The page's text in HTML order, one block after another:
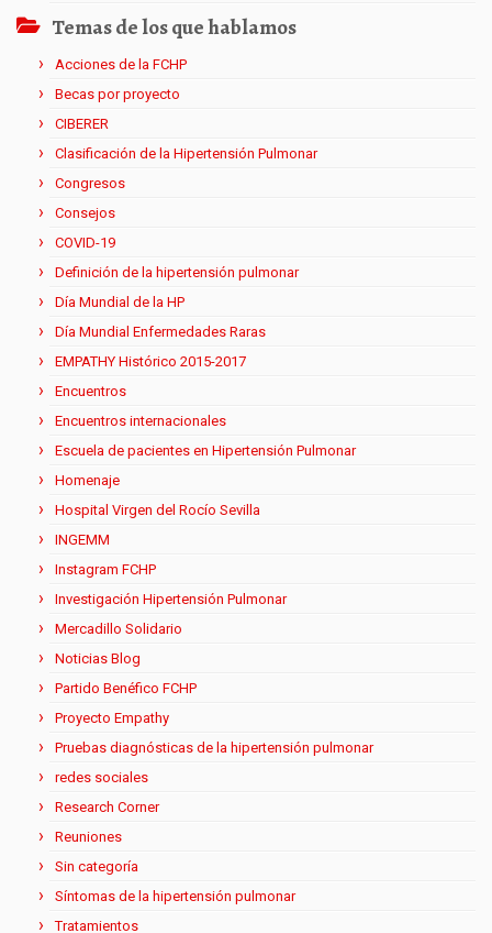
Temas de los que hablamos
Acciones de la FCHP
Becas por proyecto
CIBERER
Clasificación de la Hipertensión Pulmonar
Congresos
Consejos
COVID-19
Definición de la hipertensión pulmonar
Día Mundial de la HP
Día Mundial Enfermedades Raras
EMPATHY Histórico 2015-2017
Encuentros
Encuentros internacionales
Escuela de pacientes en Hipertensión Pulmonar
Homenaje
Hospital Virgen del Rocío Sevilla
INGEMM
Instagram FCHP
Investigación Hipertensión Pulmonar
Mercadillo Solidario
Noticias Blog
Partido Benéfico FCHP
Proyecto Empathy
Pruebas diagnósticas de la hipertensión pulmonar
redes sociales
Research Corner
Reuniones
Sin categoría
Síntomas de la hipertensión pulmonar
Tratamientos